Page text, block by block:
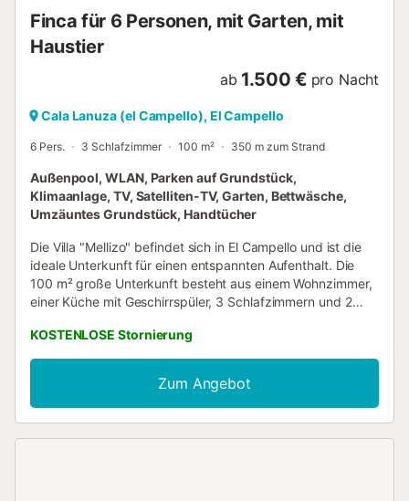
Finca für 6 Personen, mit Garten, mit
Haustier
ab 1.500 € pro Nacht
Cala Lanuza (el Campello), El Campello
6 Pers. 3 Schlafzimmer 100 m² 350 m zum Strand
Außenpool, WLAN, Parken auf Grundstück,
Klimaanlage, TV, Satelliten-TV, Garten, Bettwäsche,
Umzäuntes Grundstück, Handtücher
Die Villa "Mellizo" befindet sich in El Campello und ist die
ideale Unterkunft für einen entspannten Aufenthalt. Die
100 m² große Unterkunft besteht aus einem Wohnzimmer,
einer Küche mit Geschirrspüler, 3 Schlafzimmern und 2
Ausstattung gehören außerdem WLAN, ein TV,
Klimaanlage sowie eine Waschmaschine. Ein Babybett und
ein Hochstuhl sind ebenfalls vorhanden. Die Villa verfügt
über einen privaten Außenbereich mit Pool, eine offene
Terrasse und eine überdachte Terrasse. Ein Parkplatz ist
KOSTENLOSE Stornierung
Zum Angebot